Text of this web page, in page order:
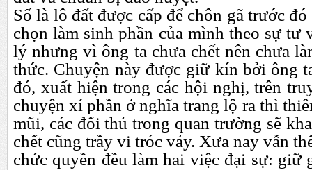
Số là lô đất được cấp để chôn gã trước
chọn làm sinh phần của mình theo sự tư
lý nhưng vì ông ta chưa chết nên chưa
thức. Chuyện này được giữ kín bởi ông
đó, xuất hiện trong các hội nghị, trên
chuyện xí phần ở nghĩa trang lộ ra thì
mũi, các đối thủ trong quan trường sẽ
chết cũng trầy vi tróc vảy. Xưa nay vẫn
chức quyền đều làm hai việc đại sự: giữ